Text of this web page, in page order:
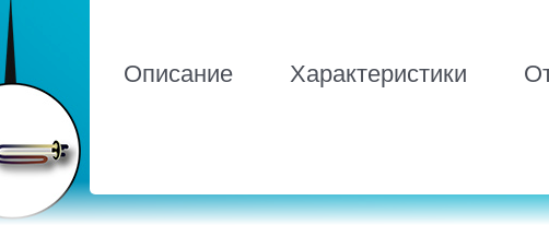
Описание Характеристики